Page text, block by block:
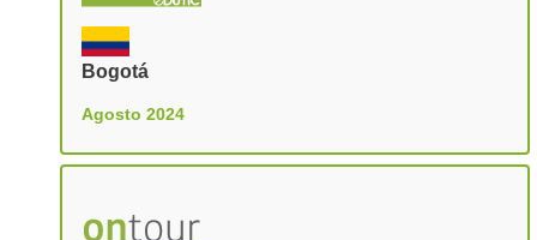
Bogotá
Agosto 2024